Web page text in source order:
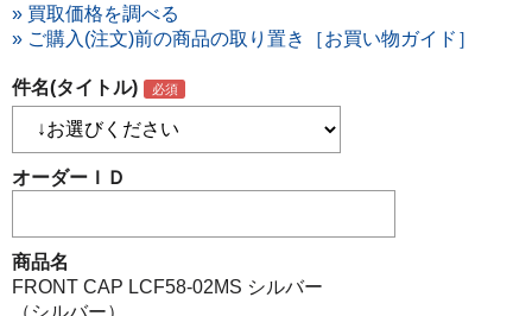
» 買取価格を調べる
» ご購入(注文)前の商品の取り置き［お買い物ガイド］
件名(タイトル)
オーダーＩＤ
商品名
FRONT CAP LCF58-02MS シルバー
（シルバー）